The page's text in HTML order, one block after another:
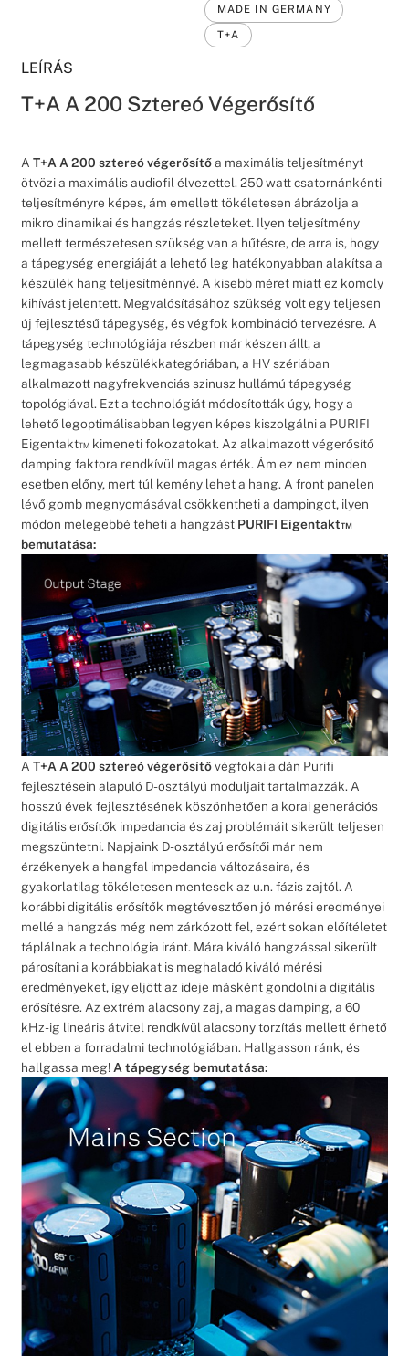
MADE IN GERMANY
T+A
LEÍRÁS
T+A A 200 Sztereó Végerősítő
A T+A A 200 sztereó végerősítőa maximális teljesítményt
ötvözi a maximális audiofil élvezettel. 250 watt csatornánkénti
teljesítményre képes, ám emellett tökéletesen ábrázolja a
mikro dinamikai és hangzás részleteket. Ilyen teljesítmény
mellett természetesen szükség van a hűtésre, de arra is, hogy
a tápegység energiáját a lehető leg hatékonyabban alakítsa a
készülék hang teljesítménnyé. A kisebb méret miatt ez komoly
kihívást jelentett. Megvalósításához szükség volt egy teljesen
új fejlesztésű tápegység, és végfok kombináció tervezésre. A
tápegység technológiája részben már készen állt, a
legmagasabb készülékkategóriában, a HV szériában
alkalmazott nagyfrekvenciás szinusz hullámú tápegység
topológiával. Ezt a technológiát módosították úgy, hogy a
lehető legoptimálisabban legyen képes kiszolgálni a PURIFI
Eigentakt™ kimeneti fokozatokat. Az alkalmazott végerősítő
damping faktora rendkívül magas érték. Ám ez nem minden
esetben előny, mert túl kemény lehet a hang. A front panelen
lévő gomb megnyomásával csökkentheti a dampingot, ilyen
módon melegebbé teheti a hangzást PURIFI Eigentakt™
bemutatása:
A T+A A 200 sztereó végerősítővégfokai a dán Purifi
fejlesztésein alapuló D-osztályú moduljait tartalmazzák. A
hosszú évek fejlesztésének köszönhetően a korai generációs
digitális erősítők impedancia és zaj problémáit sikerült teljesen
megszüntetni. Napjaink D-osztályú erősítői már nem
érzékenyek a hangfal impedancia változásaira, és
gyakorlatilag tökéletesen mentesek az u.n. fázis zajtól. A
korábbi digitális erősítők megtévesztően jó mérési eredményei
mellé a hangzás még nem zárkózott fel, ezért sokan előítéletet
táplálnak a technológia iránt. Mára kiváló hangzással sikerült
párosítani a korábbiakat is meghaladó kiváló mérési
eredményeket, így eljött az ideje másként gondolni a digitális
erősítésre. Az extrém alacsony zaj, a magas damping, a 60
kHz-ig lineáris átvitel rendkívül alacsony torzítás mellett érhető
el ebben a forradalmi technológiában. Hallgasson ránk, és
hallgassa meg! A tápegység bemutatása: